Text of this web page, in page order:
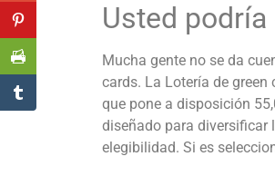
Usted
Mucha gente no se da
cards. La Lotería de green
que pone a disposición
diseñado para diversificar
elegibilidad. Si es